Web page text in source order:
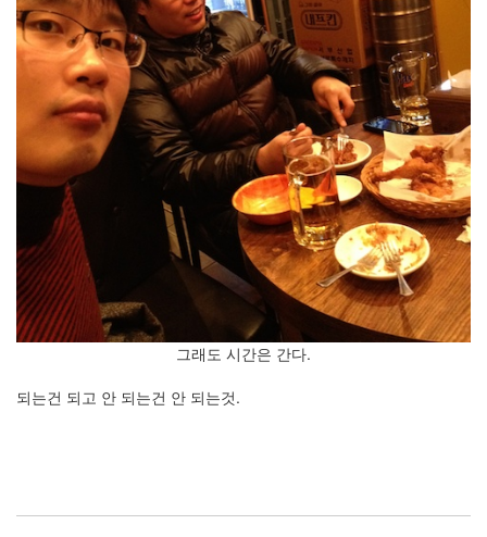
그래도 시간은 간다.
되는건 되고 안 되는건 안 되는것.